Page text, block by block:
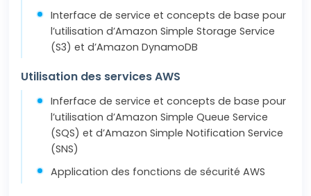
Interface de service et concepts de base pour
l’utilisation d’Amazon Simple Storage Service
(S3) et d’Amazon DynamoDB
Utilisation des services AWS
Inferface de service et concepts de base pour
l’utilisation d’Amazon Simple Queue Service
(SQS) et d’Amazon Simple Notification Service
(SNS)
Application des fonctions de sécurité AWS